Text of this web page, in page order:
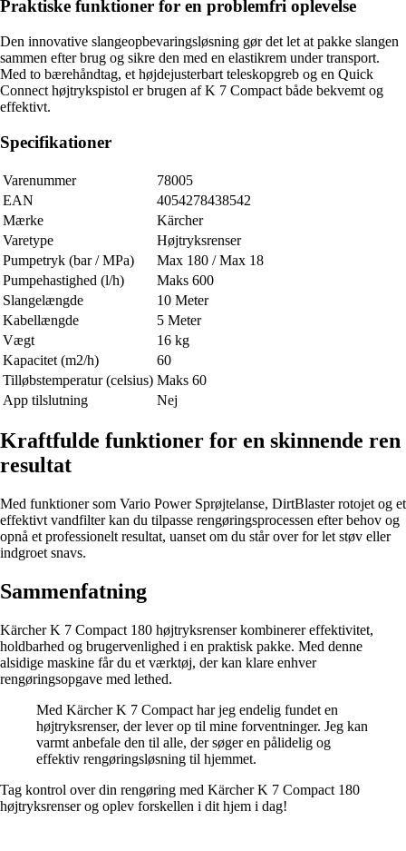
Praktiske funktioner for en problemfri oplevelse
Den innovative slangeopbevaringsløsning gør det let at pakke slangen
sammen efter brug og sikre den med en elastikrem under transport.
Med to bærehåndtag, et højdejusterbart teleskopgreb og en Quick
Connect højtrykspistol er brugen af K 7 Compact både bekvemt og
effektivt.
Specifikationer
Varenummer
78005
EAN
4054278438542
Mærke
Kärcher
Varetype
Højtryksrenser
Pumpetryk (bar / MPa)
Max 180 / Max 18
Pumpehastighed (l/h)
Maks 600
Slangelængde
10 Meter
Kabellængde
5 Meter
Vægt
16 kg
Kapacitet (m2/h)
60
Tilløbstemperatur (celsius) Maks 60
App tilslutning
Nej
Kraftfulde funktioner for en skinnende ren
resultat
Med funktioner som Vario Power Sprøjtelanse, DirtBlaster rotojet og et
effektivt vandfilter kan du tilpasse rengøringsprocessen efter behov og
opnå et professionelt resultat, uanset om du står over for let støv eller
indgroet snavs.
Sammenfatning
Kärcher K 7 Compact 180 højtryksrenser kombinerer effektivitet,
holdbarhed og brugervenlighed i en praktisk pakke. Med denne
alsidige maskine får du et værktøj, der kan klare enhver
rengøringsopgave med lethed.
Med Kärcher K 7 Compact har jeg endelig fundet en
højtryksrenser, der lever op til mine forventninger. Jeg kan
varmt anbefale den til alle, der søger en pålidelig og
effektiv rengøringsløsning til hjemmet.
Tag kontrol over din rengøring med Kärcher K 7 Compact 180
højtryksrenser og oplev forskellen i dit hjem i dag!